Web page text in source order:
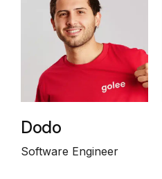
Dodo
Software Engineer